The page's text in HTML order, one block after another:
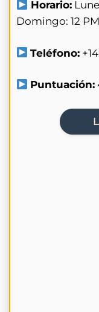
Horario:
Domingo: 12
Teléfono:
Puntuación: